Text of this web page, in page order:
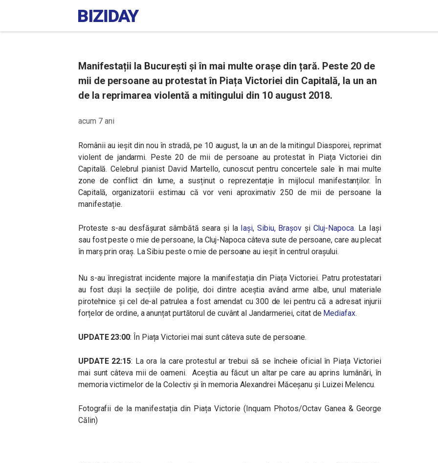
Manifestații la București și în mai multe orașe din țară. Peste 20 de
mii de persoane au protestat în Piața Victoriei din Capitală, la un an
de la reprimarea violentă a mitingului din 10 august 2018.
acum 7 ani
Românii au ieșit din nou în stradă, pe 10 august, la un an de la mitingul Diasporei, reprimat
violent de jandarmi. Peste 20 de mii de persoane au protestat în Piața Victoriei din
Capitală. Celebrul pianist David Martello, cunoscut pentru concertele sale în mai multe
zone de conflict din lume, a susținut o reprezentație în mijlocul manifestanților. În
Capitală, organizatorii estimau că vor veni aproximativ 250 de mii de persoane la
manifestație.
Proteste s-au desfășurat sâmbătă seara și la Iași, Sibiu, Brașovși Cluj-Napoca. La Iași
sau fost peste o mie de persoane, la Cluj-Napoca câteva sute de persoane, care au plecat
în marș prin oraș. La Sibiu peste o mie de persoane au ieșit în centrul orașului.
Nu s-au înregistrat incidente majore la manifestația din Piața Victoriei. Patru protestatari
au fost duși la secțiile de poliție, doi dintre aceștia având arme albe, unul materiale
pirotehnice și cel de-al patrulea a fost amendat cu 300 de lei pentru că a adresat injurii
forțelor de ordine, a anunțat purtătorul de cuvânt al Jandarmeriei, citat de Mediafax.
UPDATE 23:00: În Piața Victoriei mai sunt câteva sute de persoane.
UPDATE 22:15: La ora la care protestul ar trebui să se încheie oficial în Piața Victoriei
mai sunt câteva mii de oameni. Aceștia au făcut un altar pe care au aprins lumânări, în
memoria victimelor de la Colectiv și în memoria Alexandrei Măceșanu și Luizei Melencu.
Fotografii de la manifestația din Piața Victorie (Inquam Photos/Octav Ganea & George
Călin)